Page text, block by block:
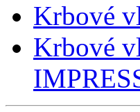
Krbové
Krbové